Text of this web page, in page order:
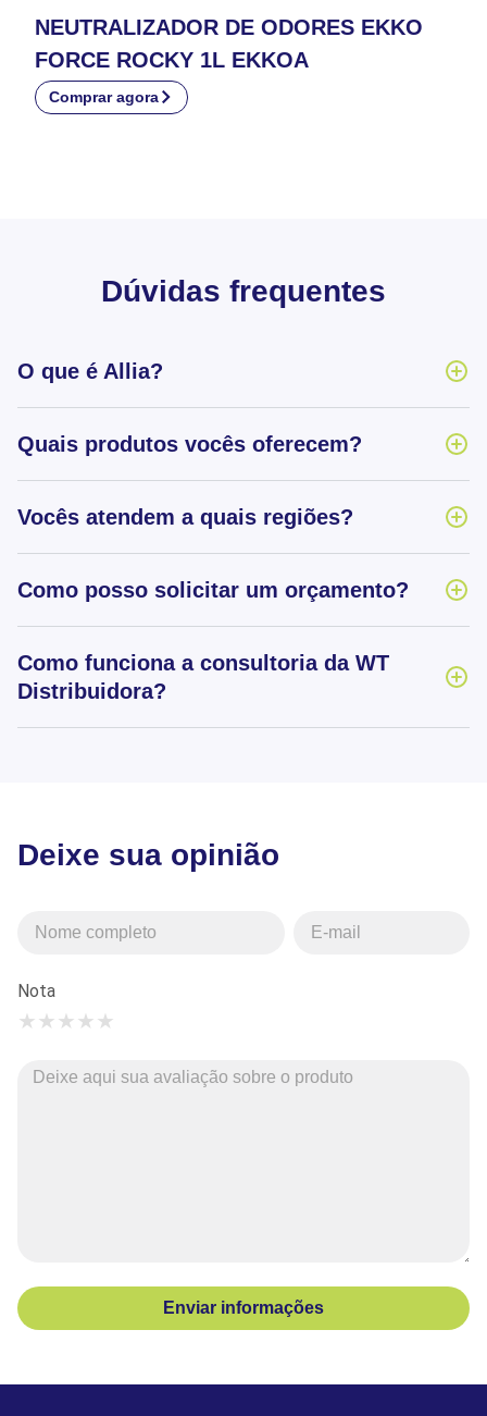
NEUTRALIZADOR DE ODORES EKKO
FORCE ROCKY 1L EKKOA
Comprar agora
Dúvidas frequentes
O que é Allia?
Quais produtos vocês oferecem?
Vocês atendem a quais regiões?
Como posso solicitar um orçamento?
Como funciona a consultoria da WT
Distribuidora?
Deixe sua opinião
Nota
★
★
★
★
★
Enviar informações